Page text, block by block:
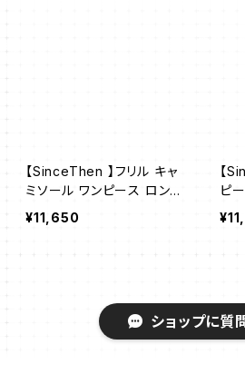
【SinceThen 】フリル キャ
ミソール ワンピース ロング
フレア
¥11,650
【
ピ
い
ショップに質